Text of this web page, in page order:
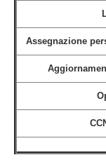
Assegnazione